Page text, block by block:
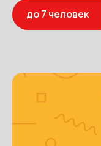
до 7 человек